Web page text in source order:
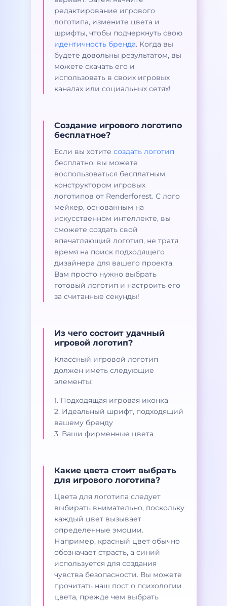
редактирование игрового
логотипа, измените цвета и
шрифты, чтобы подчеркнуть свою
идентичность бренда. Когда вы
будете довольны результатом, вы
можете скачать его и
использовать в своих игровых
каналах или социальных сетях!
Создание игрового логотипо
бесплатное?
Если вы хотите создать логотип
бесплатно, вы можете
воспользоваться бесплатным
конструктором игровых
логотипов от Renderforest. С лого
мейкер, основанным на
искусственном интеллекте, вы
сможете создать свой
впечатляющий логотип, не тратя
время на поиск подходящего
дизайнера для вашего проекта.
Вам просто нужно выбрать
готовый логотип и настроить его
за считанные секунды!
Из чего состоит удачный
игровой логотип?
Классный игровой логотип
должен иметь следующие
элементы:
1. Подходящая игровая иконка
2. Идеальный шрифт, подходящий
вашему бренду
3. Ваши фирменные цвета
Какие цвета стоит выбрать
для игрового логотипа?
Цвета для логотипа следует
выбирать внимательно, поскольку
каждый цвет вызывает
определенные эмоции.
Например, красный цвет обычно
обозначает страсть, а синий
используется для создания
чувства безопасности. Вы можете
прочитать наш пост о психологии
цвета, прежде чем выбрать